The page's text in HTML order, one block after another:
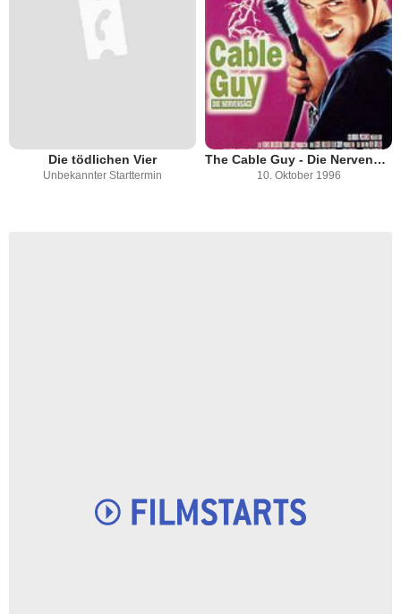
Die tödlichen Vier
Unbekannter Starttermin
The Cable Guy - Die Nervensäge
10. Oktober 1996